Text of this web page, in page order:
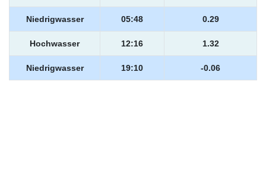
Niedrigwasser 05:48 0.29
Hochwasser 12:16 1.32
Niedrigwasser 19:10 -0.06